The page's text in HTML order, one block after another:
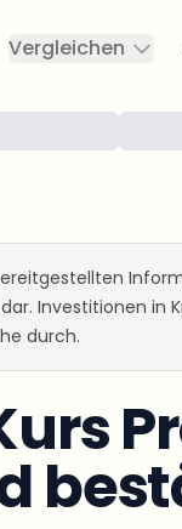
Vergleichen
Investitionen in
durch.